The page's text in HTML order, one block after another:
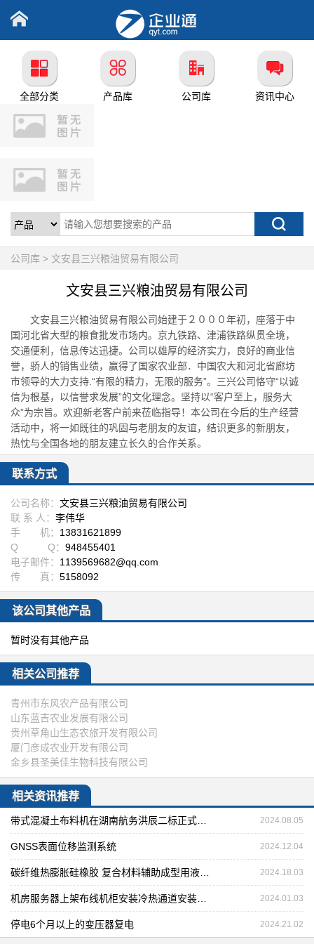
全部分类 产品库 公司库 资讯中心
公司库 > 文安县三兴粮油贸易有限公司
文安县三兴粮油贸易有限公司
文安县三兴粮油贸易有限公司始建于２０００年初，座落于中
国河北省大型的粮食批发市场内。京九铁路、津浦铁路纵贯全境，
交通便利，信息传达迅捷。公司以雄厚的经济实力，良好的商业信
誉，骄人的销售业绩，赢得了国家农业部．中国农大和河北省廊坊
市领导的大力支持.“有限的精力，无限的服务”。三兴公司恪守“以诚
信为根基，以信誉求发展”的文化理念。坚持以“客户至上，服务大
众”为宗旨。欢迎新老客户前来莅临指导！本公司在今后的生产经营
活动中，将一如既往的巩固与老朋友的友谊，结识更多的新朋友，
热忱与全国各地的朋友建立长久的合作关系。
联系方式
公司名称： 文安县三兴粮油贸易有限公司
联 系 人： 李伟华
手 机： 13831621899
Q Q： 948455401
电子邮件： 1139569682@qq.com
传 真： 5158092
该公司其他产品
暂时没有其他产品
相关公司推荐
青州市东风农产品有限公司
山东蓝吉农业发展有限公司
贵州草角山生态农旅开发有限公司
厦门彦成农业开发有限公司
金乡县圣美佳生物科技有限公司
相关资讯推荐
2024.08.05
GNSS表面位移监测系统 2024.12.04
2024.18.03
2024.01.03
停电6个月以上的变压器复电 2024.21.02